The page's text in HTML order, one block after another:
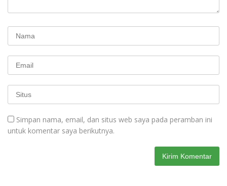
Simpan nama, email, dan situs web saya pada peramban ini
untuk komentar saya berikutnya.